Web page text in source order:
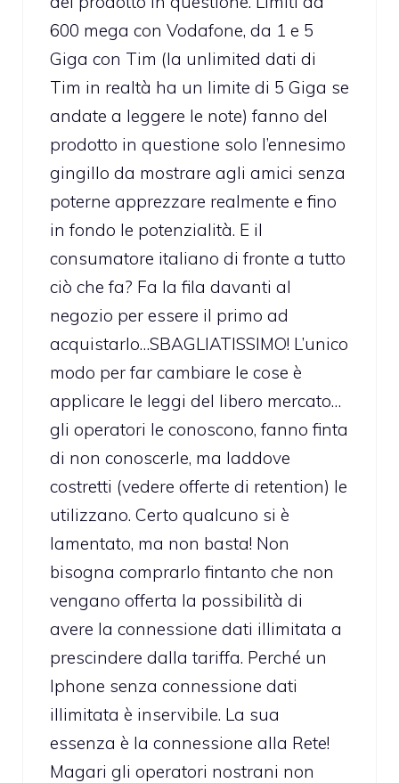
600 mega con Vodafone, da 1 e 5
Giga con Tim (la unlimited dati di
Tim in realtà ha un limite di 5 Giga se
andate a leggere le note) fanno del
prodotto in questione solo l’ennesimo
gingillo da mostrare agli amici senza
poterne apprezzare realmente e fino
in fondo le potenzialità. E il
consumatore italiano di fronte a tutto
ciò che fa? Fa la fila davanti al
negozio per essere il primo ad
acquistarlo…SBAGLIATISSIMO! L’unico
modo per far cambiare le cose è
applicare le leggi del libero mercato…
gli operatori le conoscono, fanno finta
di non conoscerle, ma laddove
costretti (vedere offerte di retention) le
utilizzano. Certo qualcuno si è
lamentato, ma non basta! Non
bisogna comprarlo fintanto che non
vengano offerta la possibilità di
avere la connessione dati illimitata a
prescindere dalla tariffa. Perché un
Iphone senza connessione dati
illimitata è inservibile. La sua
essenza è la connessione alla Rete!
Magari gli operatori nostrani non